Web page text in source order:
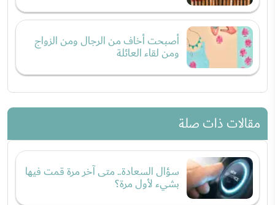
أصبحت أخاف من الرجال ومن الزواج
ومن لقاء العائلة
مقالات ذات صلة
سؤال السعادة.. متى آخر مرة قمت فيها
بشيء لأول مرة؟